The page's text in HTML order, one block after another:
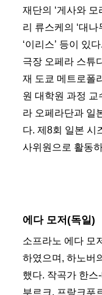
재단의 ‘게사와 모
리 류스케의 ‘대
‘이리스’ 등이 있
극장 오페라 스튜
재 도쿄 메트로폴
원 대학원 과정 교
라 오페라단과 일
다. 제8회 일본 시
사위원으로 활동
에다 모저(독일)
소프라노 에다 모
하였으며, 하노버
했다. 작곡가 한
부르크, 프랑크푸